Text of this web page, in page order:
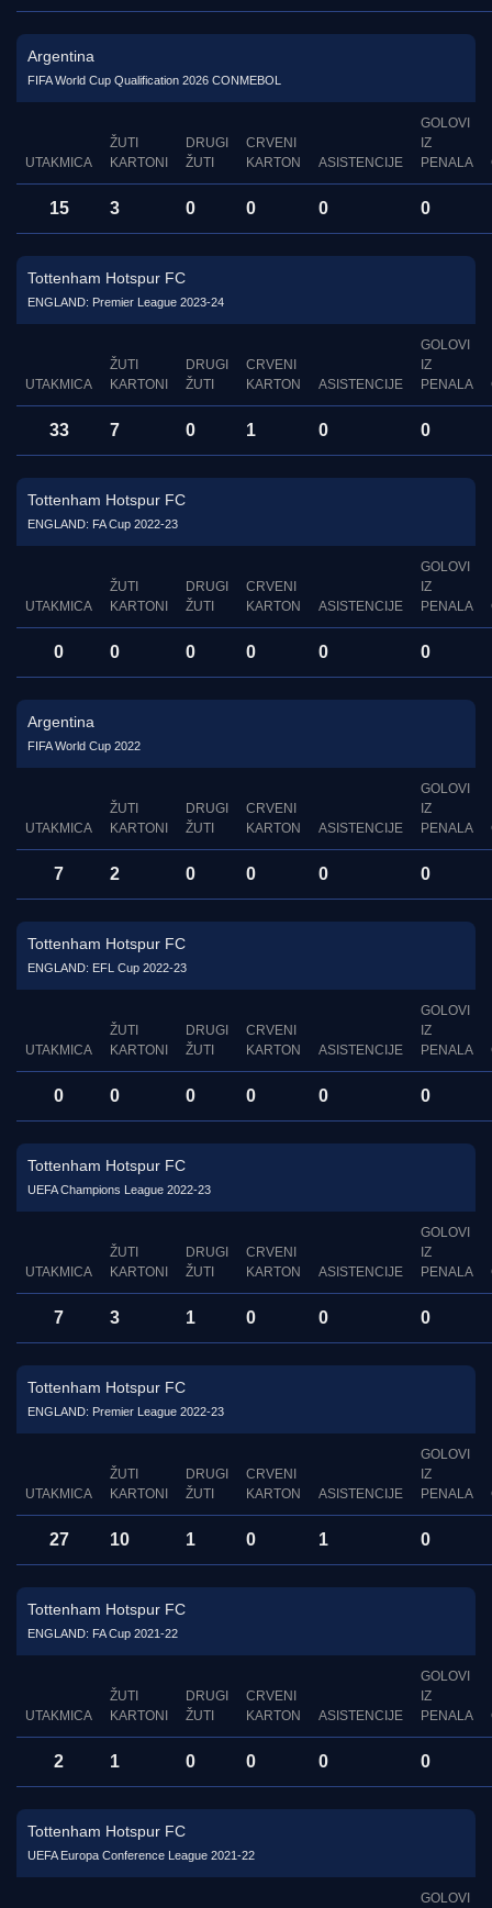
Argentina
FIFA World Cup Qualification 2026 CONMEBOL
UTAKMICA
ŽUTI
KARTONI
DRUGI
ŽUTI
CRVENI
KARTON
ASISTENCIJE
GOLOVI
IZ
PENALA
15 3 0 0 0 0
Tottenham Hotspur FC
ENGLAND: Premier League 2023-24
UTAKMICA
ŽUTI
KARTONI
DRUGI
ŽUTI
CRVENI
KARTON
ASISTENCIJE
GOLOVI
IZ
PENALA
33 7 0 1 0 0
Tottenham Hotspur FC
ENGLAND: FA Cup 2022-23
UTAKMICA
ŽUTI
KARTONI
DRUGI
ŽUTI
CRVENI
KARTON
ASISTENCIJE
GOLOVI
IZ
PENALA
0 0 0 0 0 0
Argentina
FIFA World Cup 2022
UTAKMICA
ŽUTI
KARTONI
DRUGI
ŽUTI
CRVENI
KARTON
ASISTENCIJE
GOLOVI
IZ
PENALA
7 2 0 0 0 0
Tottenham Hotspur FC
ENGLAND: EFL Cup 2022-23
UTAKMICA
ŽUTI
KARTONI
DRUGI
ŽUTI
CRVENI
KARTON
ASISTENCIJE
GOLOVI
IZ
PENALA
0 0 0 0 0 0
Tottenham Hotspur FC
UEFA Champions League 2022-23
UTAKMICA
ŽUTI
KARTONI
DRUGI
ŽUTI
CRVENI
KARTON
ASISTENCIJE
GOLOVI
IZ
PENALA
7 3 1 0 0 0
Tottenham Hotspur FC
ENGLAND: Premier League 2022-23
UTAKMICA
ŽUTI
KARTONI
DRUGI
ŽUTI
CRVENI
KARTON
ASISTENCIJE
GOLOVI
IZ
PENALA
27 10 1 0 1 0
Tottenham Hotspur FC
ENGLAND: FA Cup 2021-22
UTAKMICA
ŽUTI
KARTONI
DRUGI
ŽUTI
CRVENI
KARTON
ASISTENCIJE
GOLOVI
IZ
PENALA
2 1 0 0 0 0
Tottenham Hotspur FC
UEFA Europa Conference League 2021-22
GOLOVI